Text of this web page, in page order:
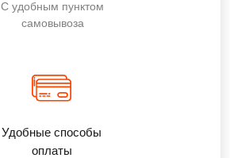
Удобные способы
оплаты
С удобным пунктом
самовывоза